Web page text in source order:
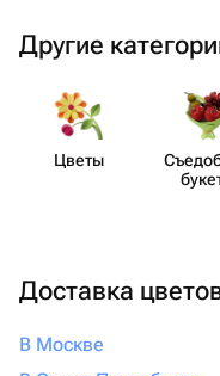
Другие
Цветы
Доставка
В Москве